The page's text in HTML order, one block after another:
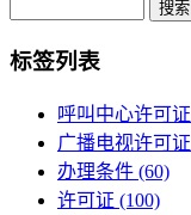
标签列表
呼叫中心许可证
广播电视许可证
办理条件 (60)
许可证 (100)